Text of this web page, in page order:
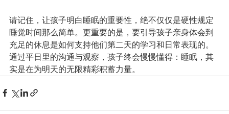
请记住，让孩子明白睡眠的重要性，绝不仅仅是硬性规定
睡觉时间那么简单。更重要的是，要引导孩子亲身体会到
充足的休息是如何支持他们第二天的学习和日常表现的。
通过平日里的沟通与观察，孩子终会慢慢懂得：睡眠，其
实是在为明天的无限精彩积蓄力量。